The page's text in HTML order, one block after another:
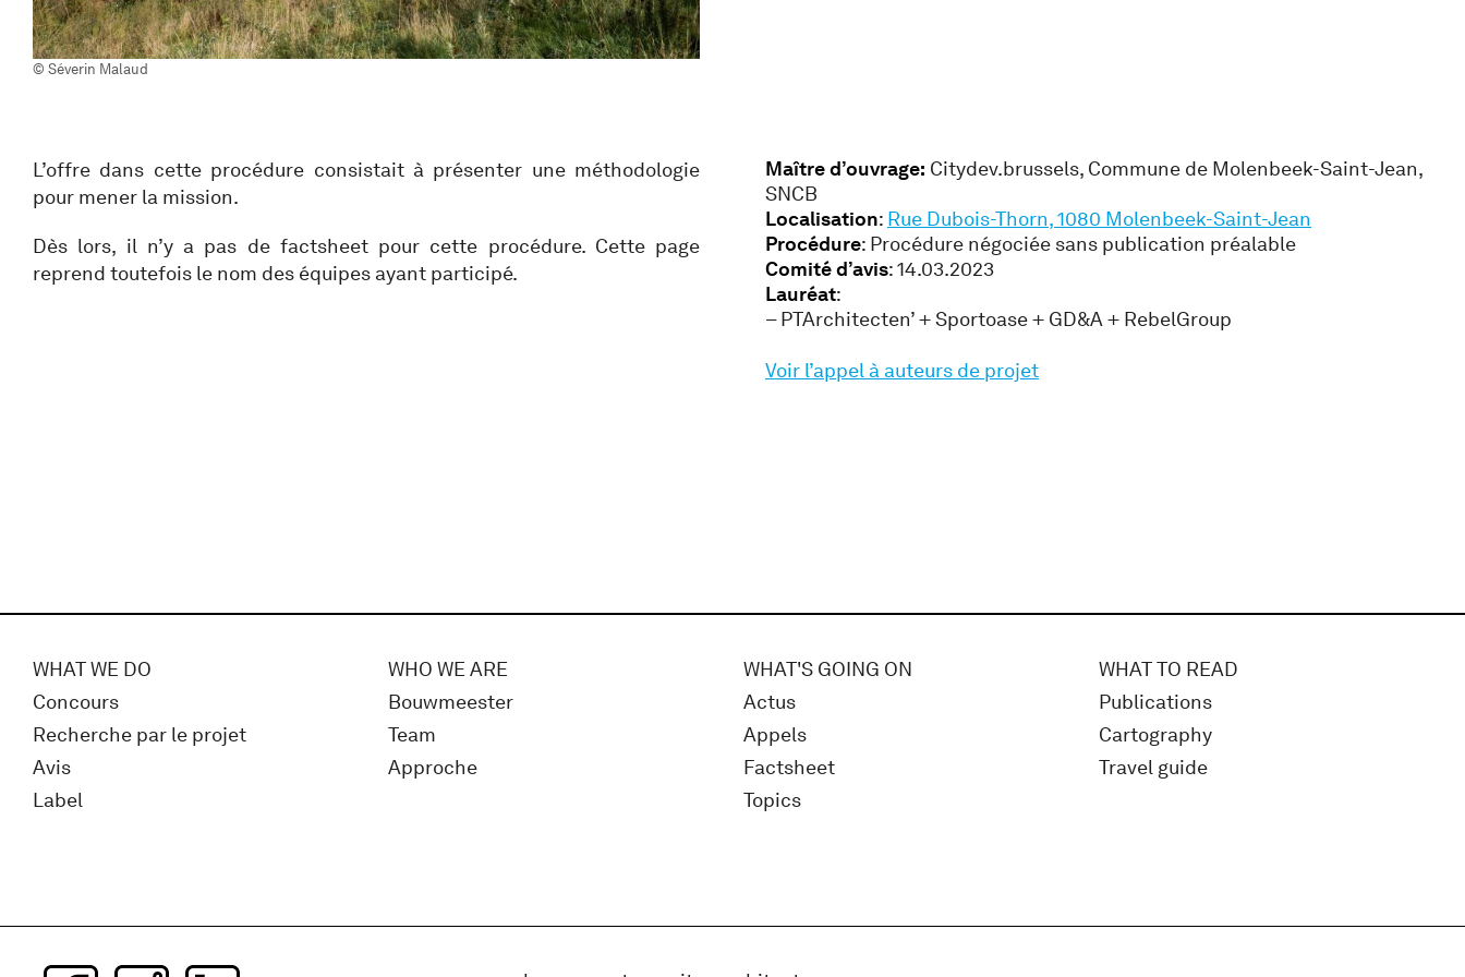
© Séverin Malaud
L’offre dans cette procédure consistait à présenter une méthodologie
pour mener la mission.
Dès lors, il n’y a pas de factsheet pour cette procédure. Cette page
reprend toutefois le nom des équipes ayant participé.
Maître d’ouvrage: Citydev.brussels, Commune de Molenbeek-Saint-Jean,
SNCB
Localisation: Rue Dubois-Thorn, 1080 Molenbeek-Saint-Jean
Procédure: Procédure négociée sans publication préalable
Comité d’avis: 14.03.2023
Lauréat:
– PTArchitecten’ + Sportoase + GD&A + RebelGroup
Voir l’appel à auteurs de projet
WHAT WE DO
Concours
Recherche par le projet
Avis
Label
WHO WE ARE
Bouwmeester
Team
Approche
WHAT'S GOING ON
Actus
Appels
Factsheet
Topics
WHAT TO READ
Publications
Cartography
Travel guide